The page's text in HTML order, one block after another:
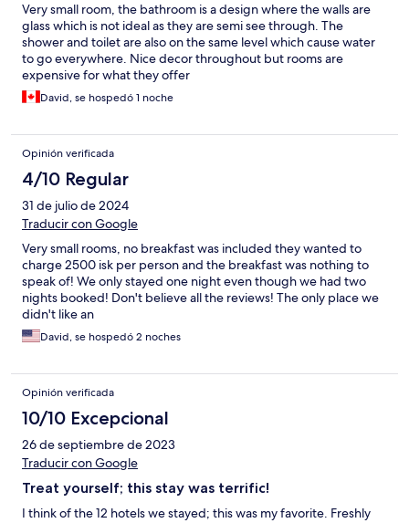
Very small room, the bathroom is a design where the walls are
glass which is not ideal as they are semi see through. The
shower and toilet are also on the same level which cause water
to go everywhere. Nice decor throughout but rooms are
expensive for what they offer
David, se hospedó 1 noche
Opinión verificada
4/10 Regular
31 de julio de 2024
Traducir con Google
Very small rooms, no breakfast was included they wanted to
charge 2500 isk per person and the breakfast was nothing to
speak of! We only stayed one night even though we had two
nights booked! Don't believe all the reviews! The only place we
didn't like an
David, se hospedó 2 noches
Opinión verificada
10/10 Excepcional
26 de septiembre de 2023
Traducir con Google
Treat yourself; this stay was terrific!
I think of the 12 hotels we stayed; this was my favorite. Freshly